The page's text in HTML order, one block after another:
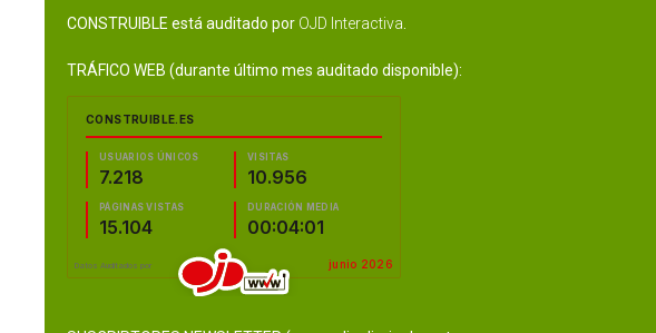
CONSTRUIBLE está auditado por OJD Interactiva
TRÁFICO WEB (durante último mes auditado disponible):